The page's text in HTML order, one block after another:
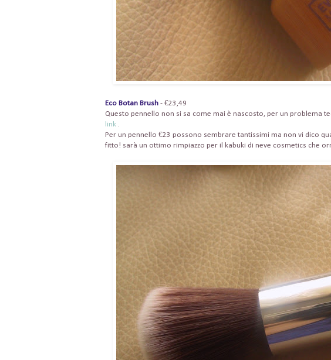
Eco Botan Brush - €23,49
Questo pennello non si sa come mai è nascosto, per un problema
link .
Per un pennello €23 possono sembrare tantissimi ma non vi dico
fitto! sarà un ottimo rimpiazzo per il kabuki di neve cosmetics che